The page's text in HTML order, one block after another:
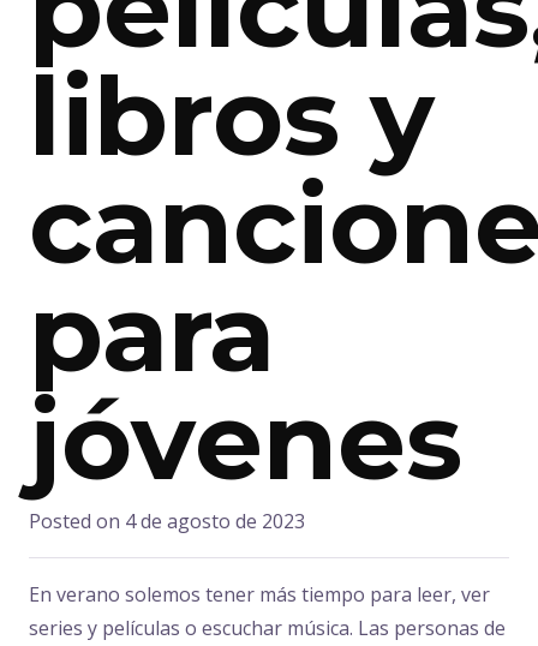
libros y
para
jóvenes
Posted on 4 de agosto de 2023
En verano solemos tener más tiempo para leer, ver
series y películas o escuchar música. Las personas de